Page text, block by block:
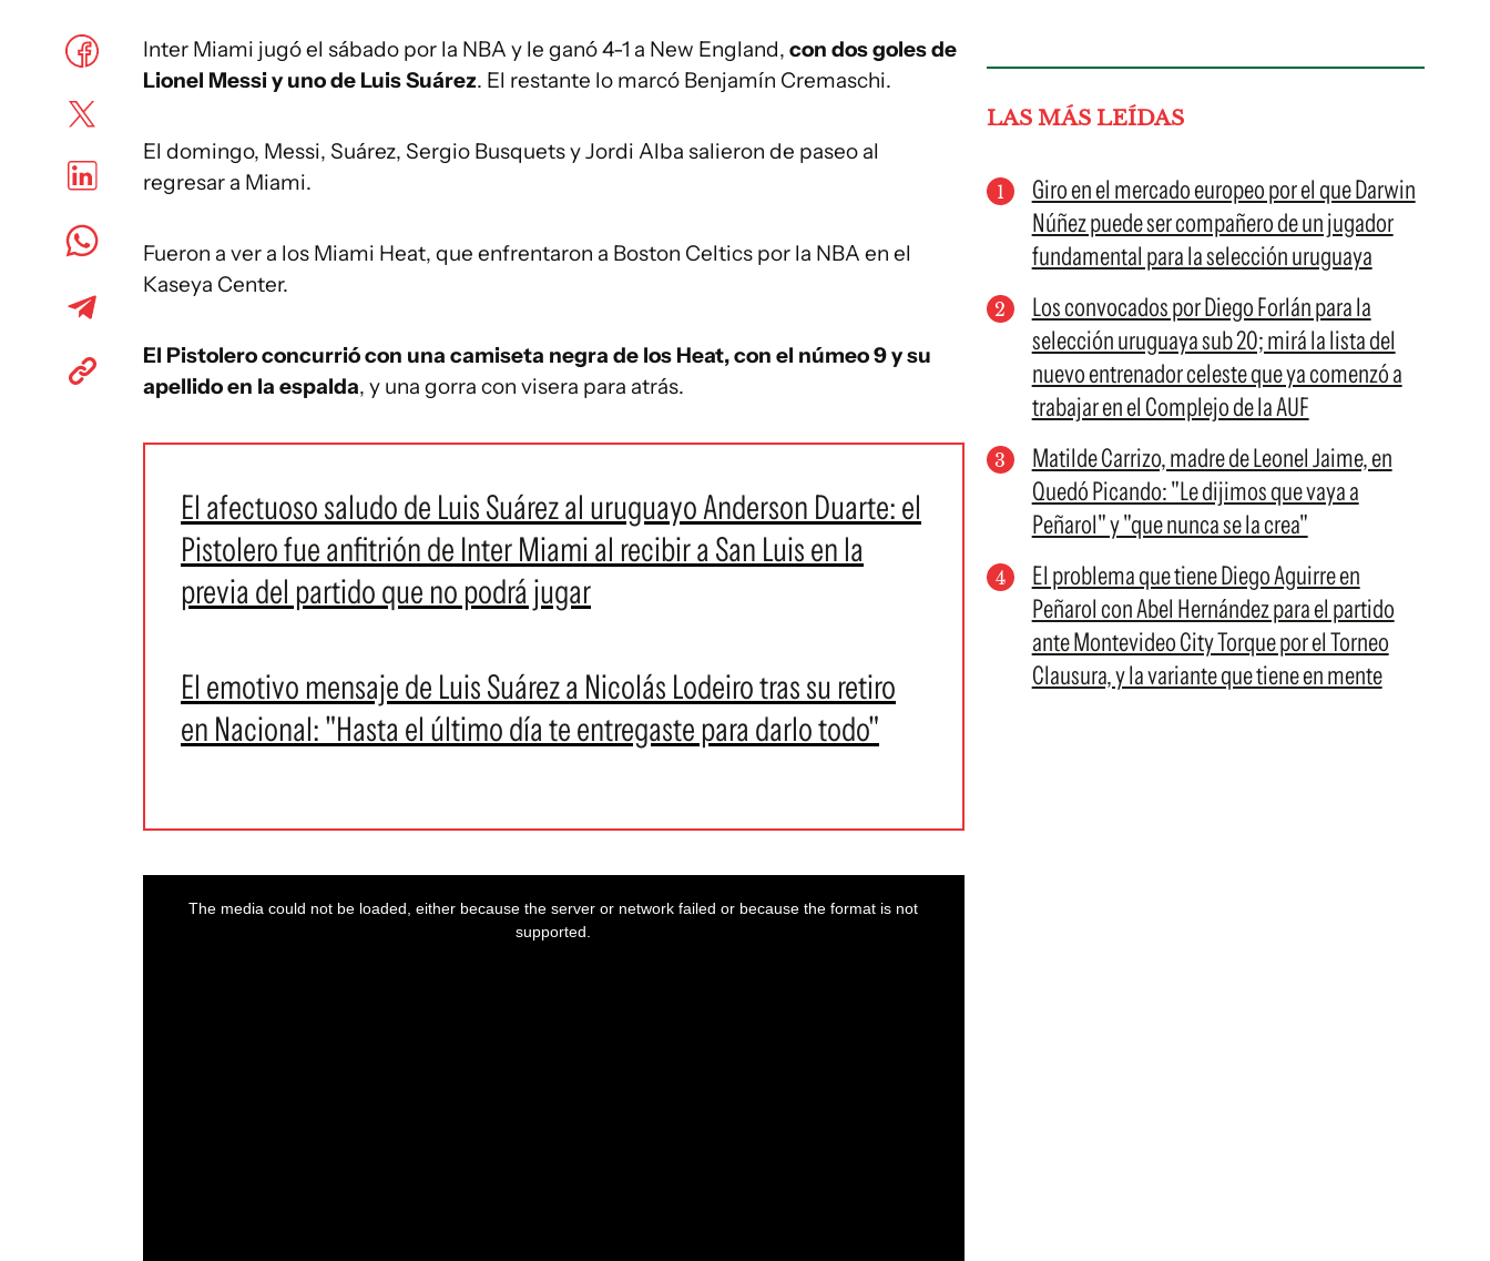
Inter Miami jugó el sábado por la NBA y le ganó 4-1 a New England, con dos goles de
Lionel Messi y uno de Luis Suárez. El restante lo marcó Benjamín Cremaschi.
El domingo, Messi, Suárez, Sergio Busquets y Jordi Alba salieron de paseo al
regresar a Miami.
Fueron a ver a los Miami Heat, que enfrentaron a Boston Celtics por la NBA en el
Kaseya Center.
El Pistolero concurrió con una camiseta negra de los Heat, con el númeo 9 y su
apellido en la espalda, y una gorra con visera para atrás.
El afectuoso saludo de Luis Suárez al uruguayo Anderson Duarte: el
Pistolero fue anfitrión de Inter Miami al recibir a San Luis en la
previa del partido que no podrá jugar
El emotivo mensaje de Luis Suárez a Nicolás Lodeiro tras su retiro
en Nacional: "Hasta el último día te entregaste para darlo todo"
The media could not be loaded, either because the server or network failed or because the format is not
supported.
LAS MÁS LEÍDAS
Giro en el mercado europeo por el que Darwin
Núñez puede ser compañero de un jugador
fundamental para la selección uruguaya
Los convocados por Diego Forlán para la
selección uruguaya sub 20; mirá la lista del
nuevo entrenador celeste que ya comenzó a
trabajar en el Complejo de la AUF
Matilde Carrizo, madre de Leonel Jaime, en
Quedó Picando: "Le dijimos que vaya a
Peñarol" y "que nunca se la crea"
El problema que tiene Diego Aguirre en
Peñarol con Abel Hernández para el partido
ante Montevideo City Torque por el Torneo
Clausura, y la variante que tiene en mente